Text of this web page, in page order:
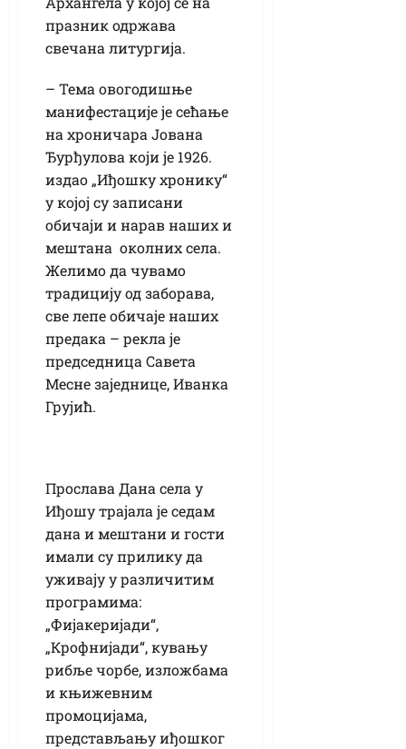
празник одржава
свечана литургија.
– Тема овогодишње
манифестације је сећање
на хроничара Јована
Ђурђулова који је 1926.
издао „Иђошку хронику“
у којој су записани
обичаји и нарав наших и
мештана околних села.
Желимо да чувамо
традицију од заборава,
све лепе обичаје наших
предака – рекла је
председница Савета
Месне заједнице, Иванка
Грујић.
Прослава Дана села у
Иђошу трајала је седам
дана и мештани и гости
имали су прилику да
уживају у различитим
програмима:
„Фијакеријади“,
„Крофнијади“, кувању
рибље чорбе, изложбама
и књижевним
промоцијама,
представљању иђошког